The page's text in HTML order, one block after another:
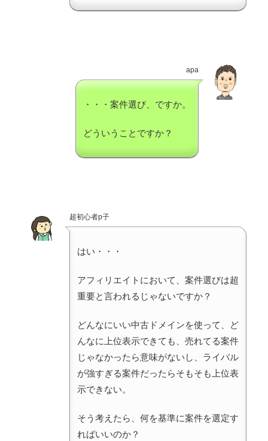
apa
・・・案件選び、ですか。
どういうことですか？
超初心者p子
はい・・・
アフィリエイトにおいて、案件選びは超
重要と言われるじゃないですか？
どんなにいい中古ドメインを使って、ど
んなに上位表示できても、売れてる案件
じゃなかったら意味がないし、ライバル
が強すぎる案件だったらそもそも上位表
示できない。
そう考えたら、何を基準に案件を選定す
ればいいのか？